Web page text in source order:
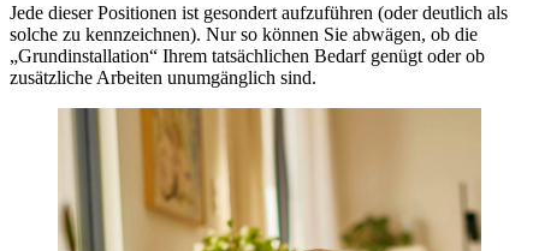
Jede dieser Positionen ist gesondert aufzuführen (oder deutlich als
solche zu kennzeichnen). Nur so können Sie abwägen, ob die
„Grundinstallation“ Ihrem tatsächlichen Bedarf genügt oder ob
zusätzliche Arbeiten unumgänglich sind.